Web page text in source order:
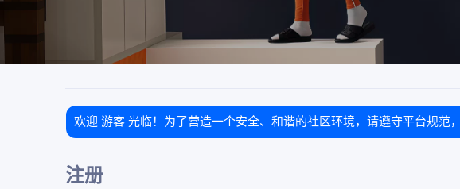
欢迎 游客 光临！为了营造一个安全、和谐的社区环境，请遵守平台规范
注册